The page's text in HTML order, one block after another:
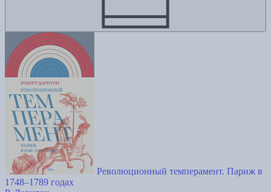
Революционный темперамент. Париж в
1748–1789 годах